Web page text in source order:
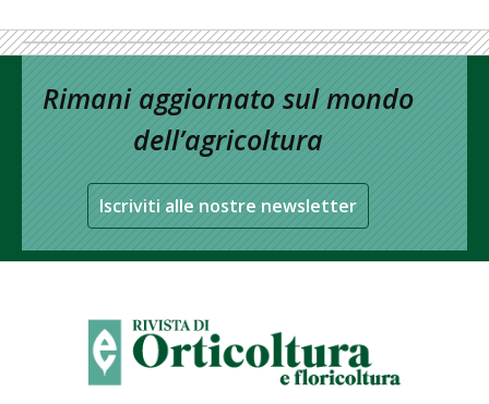
Rimani aggiornato sul mondo
dell’agricoltura
Iscriviti alle nostre newsletter